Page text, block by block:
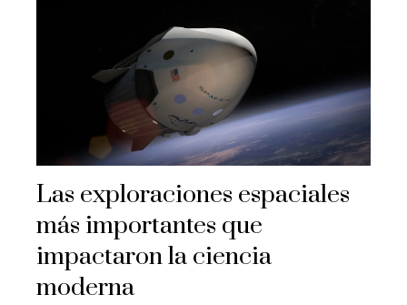
Las exploraciones espaciales
más importantes que
impactaron la ciencia
moderna